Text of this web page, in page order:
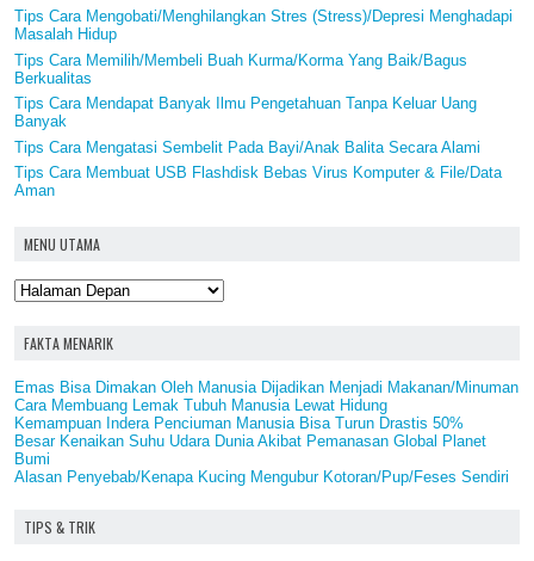
Tips Cara Mengobati/Menghilangkan Stres (Stress)/Depresi Menghadapi
Masalah Hidup
Tips Cara Memilih/Membeli Buah Kurma/Korma Yang Baik/Bagus
Berkualitas
Tips Cara Mendapat Banyak Ilmu Pengetahuan Tanpa Keluar Uang
Banyak
Tips Cara Mengatasi Sembelit Pada Bayi/Anak Balita Secara Alami
Tips Cara Membuat USB Flashdisk Bebas Virus Komputer & File/Data
Aman
MENU UTAMA
FAKTA MENARIK
Emas Bisa Dimakan Oleh Manusia Dijadikan Menjadi Makanan/Minuman
Cara Membuang Lemak Tubuh Manusia Lewat Hidung
Kemampuan Indera Penciuman Manusia Bisa Turun Drastis 50%
Besar Kenaikan Suhu Udara Dunia Akibat Pemanasan Global Planet
Bumi
Alasan Penyebab/Kenapa Kucing Mengubur Kotoran/Pup/Feses Sendiri
TIPS & TRIK